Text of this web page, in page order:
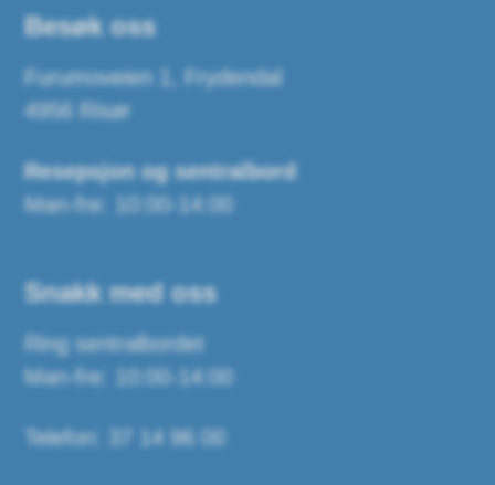
Besøk oss
Furumoveien 1, Frydendal
4956 Risør
Resepsjon og sentralbord
Man-fre: 10:00-14:00
Snakk med oss
Ring sentralbordet
Man-fre: 10:00-14:00
Telefon: 37 14 96 00